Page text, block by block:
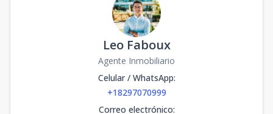
Leo Faboux
Agente Inmobiliario
Celular / WhatsApp:
+18297070999
Correo electrónico: